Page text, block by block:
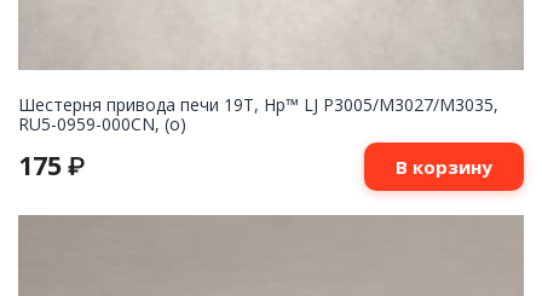
Шестерня привода печи 19T, Hp™ LJ P3005/M3027/M3035,
RU5-0959-000CN, (о)
175 ₽ В корзину